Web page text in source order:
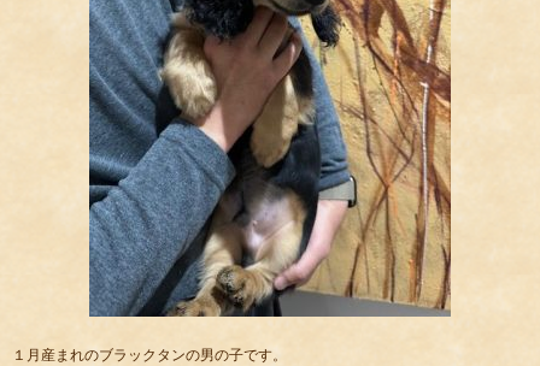
１月産まれのブラックタンの男の子です。